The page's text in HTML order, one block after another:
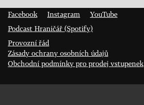
Facebook
Instagram
YouTube
Podcast Hraničář (Spotify)
Provozní řád
Zásady ochrany osobních údajů
Obchodní podmínky pro prodej vstupenek